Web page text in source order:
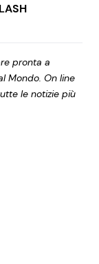
pronta a
Mondo. On line
le notizie più